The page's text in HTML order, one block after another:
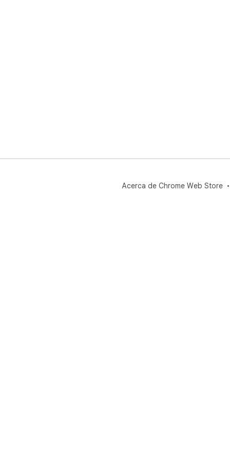
Acerca de Chrome Web Store